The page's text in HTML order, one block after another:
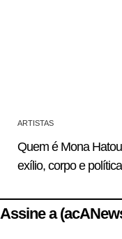
ARTISTAS
Quem é Mona
exílio, corpo e
Assine a